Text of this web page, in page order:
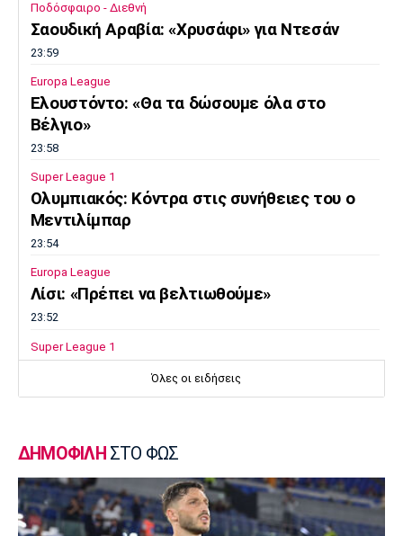
Ποδόσφαιρο - Διεθνή
Σαουδική Αραβία: «Χρυσάφι» για Ντεσάν
23:59
Europa League
Ελουστόντο: «Θα τα δώσουμε όλα στο
Βέλγιο»
23:58
Super League 1
Ολυμπιακός: Κόντρα στις συνήθειες του ο
Μεντιλίμπαρ
23:54
Europa League
Λίσι: «Πρέπει να βελτιωθούμε»
23:52
Super League 1
Επιστρέφει αύριο στη Θεσσαλονίκη ο
Επίσημα στον Άρη ο Άνταμ Μοκόκα
23:35
Europa League
Όλες οι ειδήσεις
ΔΗΜΟΦΙΛΗ ΣΤΟ ΦΩΣ